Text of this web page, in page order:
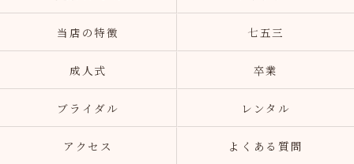
当店の特徴 七五三
成人式 卒業
ブライダル レンタル
アクセス よくある質問